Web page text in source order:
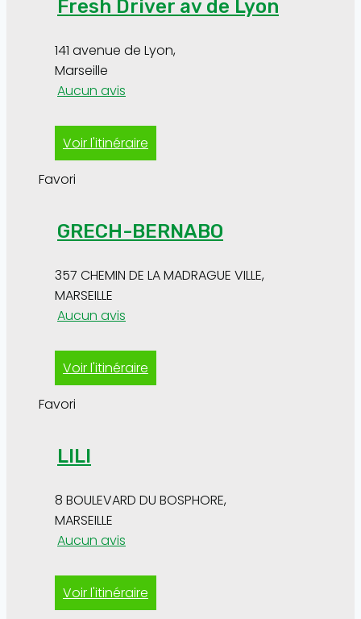
Fresh Driver av de Lyon
141 avenue de Lyon,
Marseille
Aucun avis
Voir l'itinéraire
Favori
GRECH-BERNABO
357 CHEMIN DE LA MADRAGUE VILLE,
MARSEILLE
Aucun avis
Voir l'itinéraire
Favori
LILI
8 BOULEVARD DU BOSPHORE,
MARSEILLE
Aucun avis
Voir l'itinéraire